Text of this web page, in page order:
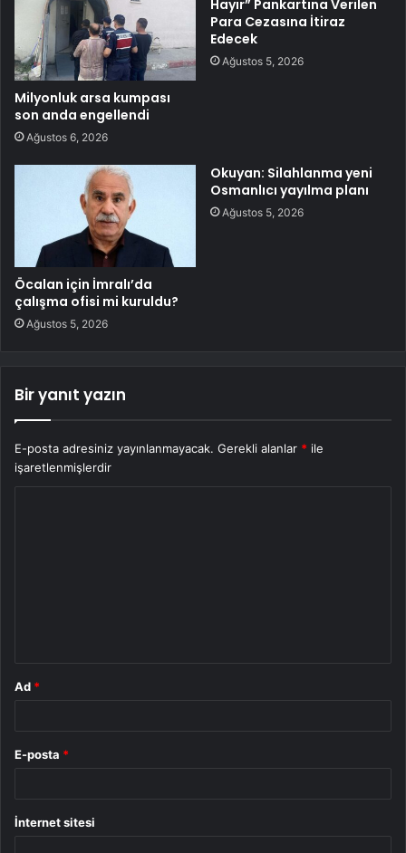
Milyonluk arsa kumpası
son anda engellendi
Ağustos 6, 2026
Hayır” Pankartına Verilen
Para Cezasına İtiraz
Edecek
Ağustos 5, 2026
Öcalan için İmralı’da
çalışma ofisi mi kuruldu?
Ağustos 5, 2026
Okuyan: Silahlanma yeni
Osmanlıcı yayılma planı
Ağustos 5, 2026
Bir yanıt yazın
E-posta adresiniz yayınlanmayacak. Gerekli alanlar * ile
işaretlenmişlerdir
Ad *
E-posta *
İnternet sitesi